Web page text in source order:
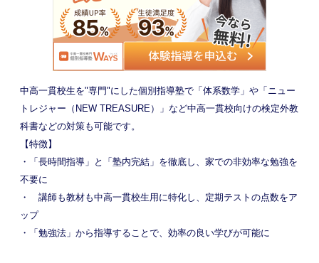
中高一貫校生を"専門"にした個別指導塾で「体系数学」や「ニュー
トレジャー（NEW TREASURE）」など中高一貫校向けの検定外教
科書などの対策も可能です。
【特徴】
・「長時間指導」と「塾内完結」を徹底し、家での非効率な勉強を
不要に
・ 講師も教材も中高一貫校生用に特化し、定期テストの点数をア
ップ
・「勉強法」から指導することで、効率の良い学びが可能に